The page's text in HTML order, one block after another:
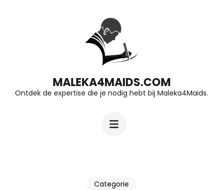
Enter)
MALEKA4MAIDS.COM
Ontdek de expertise die je nodig hebt bij Maleka4Maids.
Categorie